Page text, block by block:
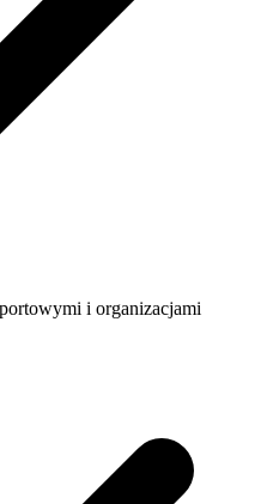
i organizacjami